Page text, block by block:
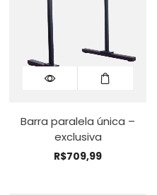
Barra paralela única –
exclusiva
R$709,99